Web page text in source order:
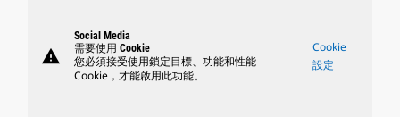
warning
Social Media
需要使用 Cookie
您必須接受使用鎖定目標、功能和性能
Cookie，才能啟用此功能。
Cookie
設定